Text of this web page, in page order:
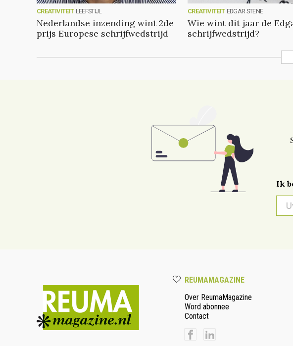
CREATIVITEIT LEEFSTIJL
Nederlandse inzending wint 2de
prijs Europese schrijfwedstrijd
CREATIVITEIT EDGAR STENE
Wie wint dit jaar de
schrijfwedstrijd?
Ik
REUMAMAGAZINE
Over ReumaMagazine
Word abonnee
Contact